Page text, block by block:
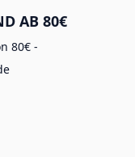
AB 80€
80€ -